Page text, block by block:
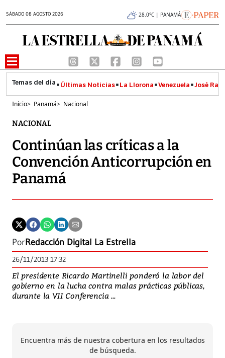
SÁBADO 08 AGOSTO 2026 28.0°C | PANAMÁ
Últimas Noticias La Llorona Venezuela José
Inicio> Panamá> Nacional
NACIONAL
Continúan las críticas a la
Convención Anticorrupción en
Panamá
PorRedacción Digital La Estrella
26/11/2013 17:32
El presidente Ricardo Martinelli ponderó la labor del
gobierno en la lucha contra malas prácticas públicas,
durante la VII Conferencia ...
Encuentra más de nuestra cobertura en los resultados
de búsqueda.